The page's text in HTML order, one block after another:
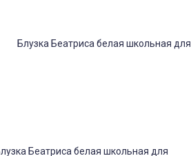
Беатриса белая школьная для